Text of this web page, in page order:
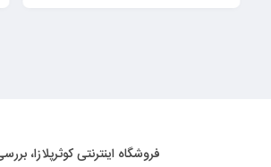
فروشگاه اینترنتی کوثرپلازا،